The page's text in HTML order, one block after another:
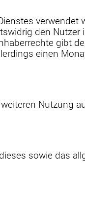
verwendet
den Nutzer
gibt
einen
Nutzung
sowie das